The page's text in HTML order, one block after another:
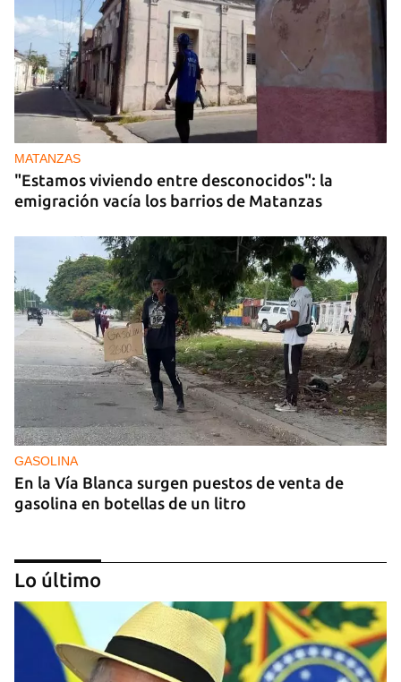
MATANZAS
"Estamos viviendo entre desconocidos": la
emigración vacía los barrios de Matanzas
GASOLINA
En la Vía Blanca surgen puestos de venta de
gasolina en botellas de un litro
Lo último